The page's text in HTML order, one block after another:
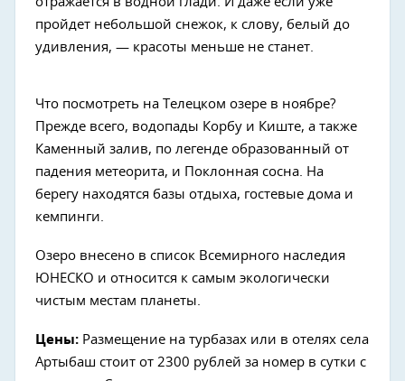
пройдет небольшой снежок, к слову, белый до
удивления, — красоты меньше не станет.
Что посмотреть на Телецком озере в ноябре?
Прежде всего, водопады Корбу и Киште, а также
Каменный залив, по легенде образованный от
падения метеорита, и Поклонная сосна. На
берегу находятся базы отдыха, гостевые дома и
кемпинги.
Озеро внесено в список Всемирного наследия
ЮНЕСКО и относится к самым экологически
чистым местам планеты.
Цены: Размещение на турбазах или в отелях села
Артыбаш стоит от 2300 рублей за номер в сутки с